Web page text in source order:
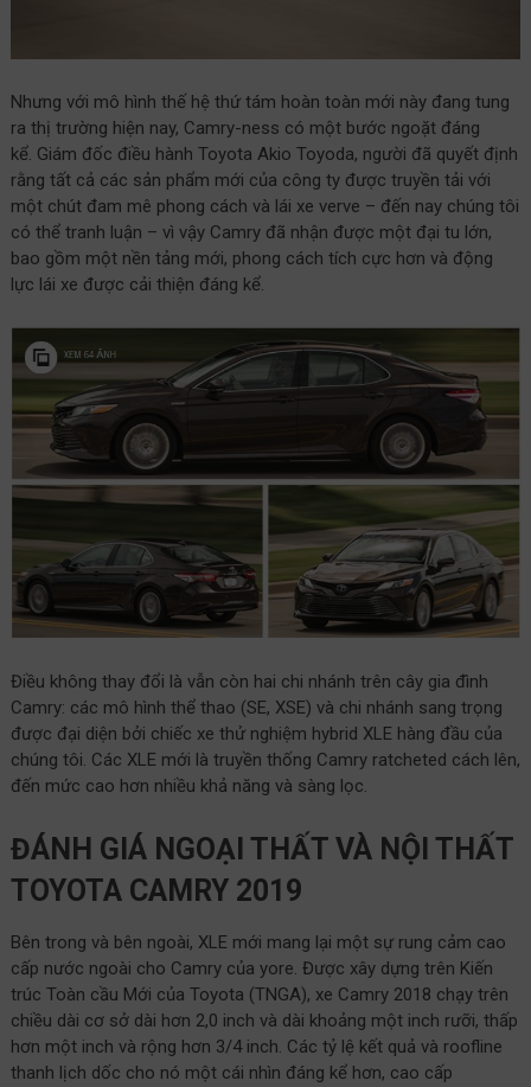
Nhưng với mô hình thế hệ thứ tám hoàn toàn mới này đang tung
ra thị trường hiện nay, Camry-ness có một bước ngoặt đáng
kể. Giám đốc điều hành Toyota Akio Toyoda, người đã quyết định
rằng tất cả các sản phẩm mới của công ty được truyền tải với
một chút đam mê phong cách và lái xe verve – đến nay chúng tôi
có thể tranh luận – vì vậy Camry đã nhận được một đại tu lớn,
bao gồm một nền tảng mới, phong cách tích cực hơn và động
lực lái xe được cải thiện đáng kể.
Điều không thay đổi là vẫn còn hai chi nhánh trên cây gia đình
Camry: các mô hình thể thao (SE, XSE) và chi nhánh sang trọng
được đại diện bởi chiếc xe thử nghiệm hybrid XLE hàng đầu của
chúng tôi. Các XLE mới là truyền thống Camry ratcheted cách lên,
đến mức cao hơn nhiều khả năng và sàng lọc.
ĐÁNH GIÁ NGOẠI THẤT VÀ NỘI THẤT
TOYOTA CAMRY 2019
Bên trong và bên ngoài, XLE mới mang lại một sự rung cảm cao
cấp nước ngoài cho Camry của yore. Được xây dựng trên Kiến
trúc Toàn cầu Mới của Toyota (TNGA), xe Camry 2018 chạy trên
chiều dài cơ sở dài hơn 2,0 inch và dài khoảng một inch rưỡi, thấp
hơn một inch và rộng hơn 3/4 inch. Các tỷ lệ kết quả và roofline
thanh lịch dốc cho nó một cái nhìn đáng kể hơn, cao cấp